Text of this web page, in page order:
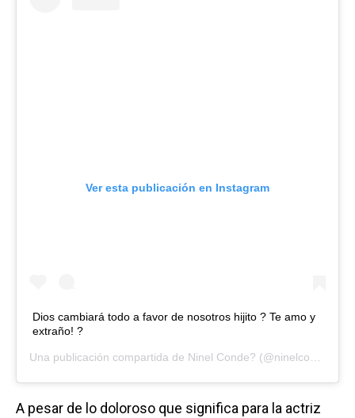
Ver esta publicación en Instagram
Dios cambiará todo a favor de nosotros hijito ? Te amo y
extraño! ?
Una publicación compartida de Ninel Conde? (@ninelconde) el
A pesar de lo doloroso que significa para la actriz